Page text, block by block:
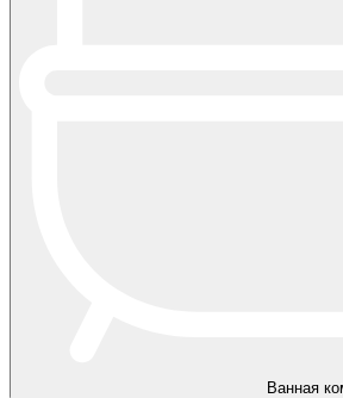
Ванная